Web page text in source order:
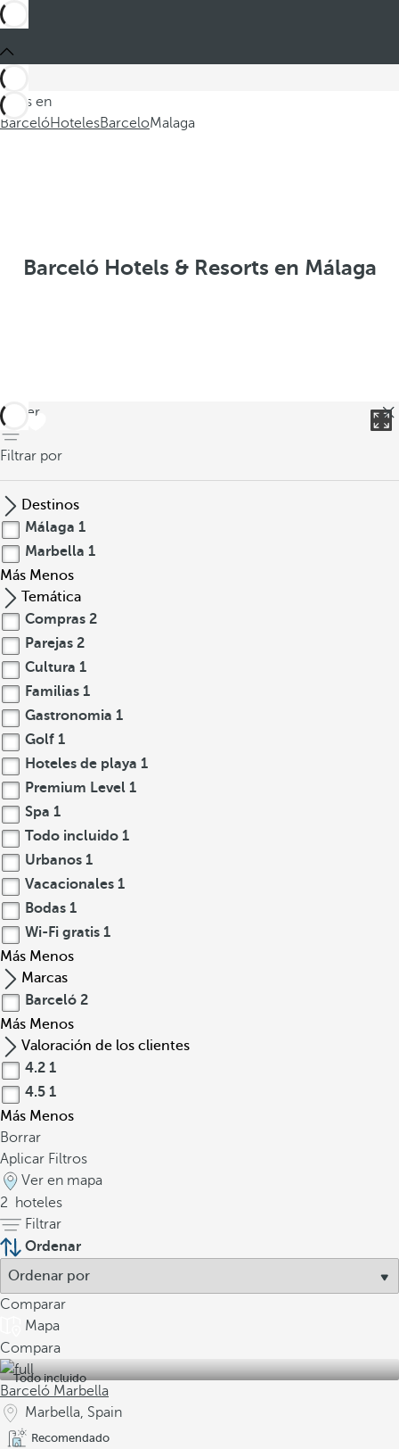
Estás en
BarcelóHotelesBarceloMalaga
Barceló Hotels & Resorts en Málaga
volver
Filtrar por
Destinos
Málaga 1
Marbella 1
Más Menos
Temática
Compras 2
Parejas 2
Cultura 1
Familias 1
Gastronomia 1
Golf 1
Hoteles de playa 1
Premium Level 1
Spa 1
Todo incluido 1
Urbanos 1
Vacacionales 1
Bodas 1
Wi-Fi gratis 1
Más Menos
Marcas
Barceló 2
Más Menos
Valoración de los clientes
4.2 1
4.5 1
Más Menos
Borrar
Aplicar Filtros
Ver en mapa
2
hoteles
Filtrar
Ordenar
Comparar
Mapa
Compara
Todo incluido
Barceló Marbella
Marbella, Spain
Recomendado